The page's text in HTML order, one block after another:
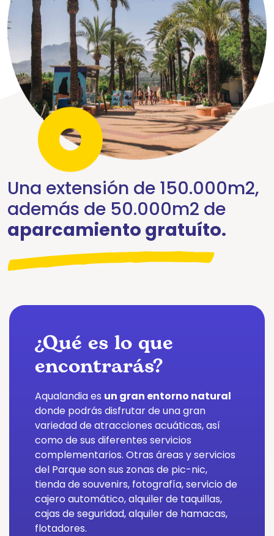
Una extensión de 150.000m2,
además de 50.000m2 de
aparcamiento gratuíto.
¿Qué es lo que
encontrarás?
Aqualandia es un gran entorno natural
donde podrás disfrutar de una gran
variedad de atracciones acuáticas, así
como de sus diferentes servicios
complementarios. Otras áreas y servicios
del Parque son sus zonas de pic-nic,
tienda de souvenirs, fotografía, servicio de
cajero automático, alquiler de taquillas,
cajas de seguridad, alquiler de hamacas,
flotadores.